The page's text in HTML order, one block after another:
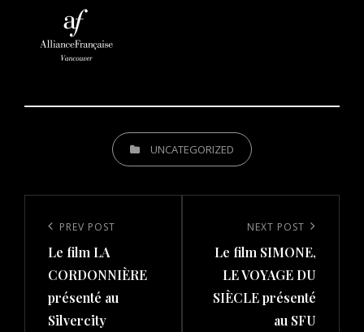
CATEGORIESUNCATEGORIZED
navigation
Previous
Post
PREV POST
Le film LA
CORDONNIÈRE
présenté au
Silvercity
Post
NEXT POST
Le film SIMONE,
LE VOYAGE DU
SIÈCLE présenté
au SFU